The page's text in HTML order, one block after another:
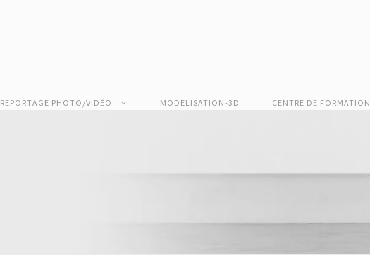
REPORTAGE PHOTO/VIDÉO MODELISATION-3D CENTRE DE FORMATION